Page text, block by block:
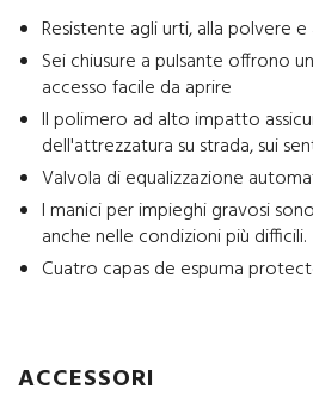
Resistente agli urti, alla polvere
Sei chiusure a pulsante offrono
accesso facile da aprire
Il polimero ad alto impatto
dell'attrezzatura su strada, sui
Valvola di equalizzazione
I manici per impieghi gravosi
anche nelle condizioni più difficili.
Cuatro capas de espuma
ACCESSORI